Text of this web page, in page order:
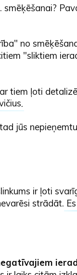
smēķēšanai?
no
"sliktiem
tiem ļoti
.
jūs
ir ļoti
strādāt.